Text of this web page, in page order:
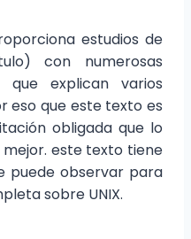
estudios de
con numerosas
que explican varios
eso que este texto es
obligada que lo
este texto tiene
puede observar para
sobre UNIX.